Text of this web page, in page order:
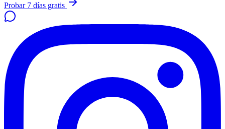
Probar 7 días gratis